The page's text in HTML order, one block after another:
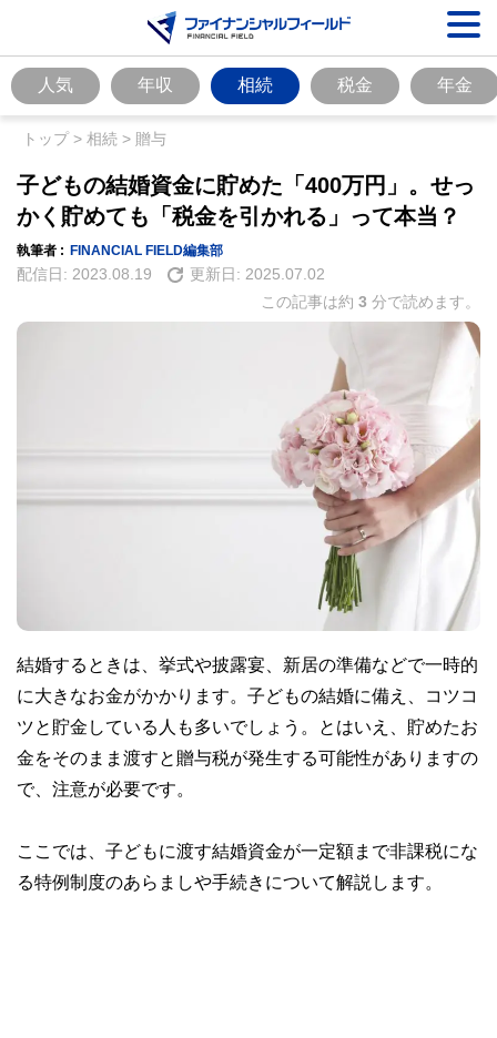
人気 年収 相続 税金 年金
トップ> 相続 > 贈与
子どもの結婚資金に貯めた「400万円」。せっ
かく貯めても「税金を引かれる」って本当？
執筆者 : FINANCIAL FIELD編集部
配信日: 2023.08.19 更新日: 2025.07.02
この記事は約 3 分で読めます。
結婚するときは、挙式や披露宴、新居の準備などで一時的
に大きなお金がかかります。子どもの結婚に備え、コツコ
ツと貯金している人も多いでしょう。とはいえ、貯めたお
金をそのまま渡すと贈与税が発生する可能性がありますの
で、注意が必要です。
ここでは、子どもに渡す結婚資金が一定額まで非課税にな
る特例制度のあらましや手続きについて解説します。